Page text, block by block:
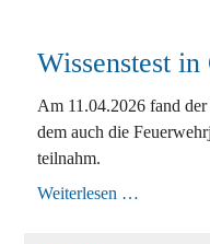
Wissenstest in
Am 11.04.2026 fand der
dem auch die
teilnahm.
Weiterlesen …